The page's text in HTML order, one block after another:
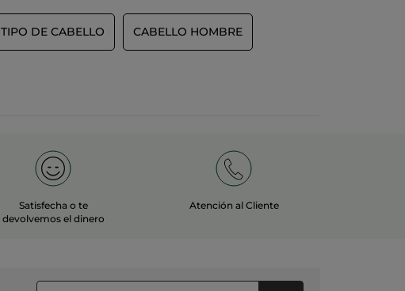
TIPO DE CABELLO CABELLO HOMBRE
Satisfecha o te
devolvemos el dinero
Atención al Cliente